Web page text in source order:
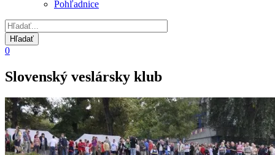
Pohľadnice
0
Slovenský veslársky klub